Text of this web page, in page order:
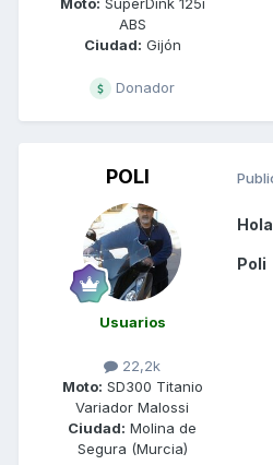
Moto: SuperDink 125i
ABS
Ciudad: Gijón
Donador
POLI
Usuarios
22,2k
Moto: SD300 Titanio
Variador Malossi
Ciudad: Molina de
Segura (Murcia)
Poli